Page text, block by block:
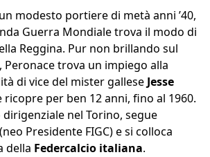
modesto portiere di metà anni ’40,
Guerra Mondiale trova il modo di
Reggina. Pur non brillando sul
trova un impiego alla
di vice del mister galleseJesse
ricopre per ben 12 anni, fino al 1960.
nel Torino, segue
Presidente FIGC) e si colloca
della Federcalcio italiana.